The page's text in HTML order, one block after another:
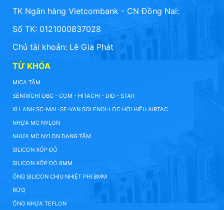
TK Ngân hàng Vietcombank - CN Đồng Nai:
Số TK: 0121000837028
Chủ tài khoản: Lê Gia Phát
TỪ KHÓA
MICA TẤM
SÊN(XÍCH) DBC - COM - HITACHI - DID - STAR
XI LANH SC-MAL-SE-VAN SOLENOI-LỌC HƠI HIỆU AIRTAC
NHỰA MC NYLON
NHỰA MC NYLON DẠNG TẤM
SILICON XỐP ĐỎ
SILICON XỐP ĐỎ 8MM
ỐNG SILICON CHỊU NHIỆT PHI 8MM
RỬQ
ỐNG NHỰA TEFLON